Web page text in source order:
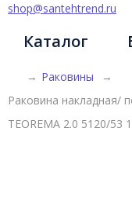
shop@santehtrend.ru
Каталог
→ Раковины
→
Раковина накладная/
TEOREMA 2.0 5120/53